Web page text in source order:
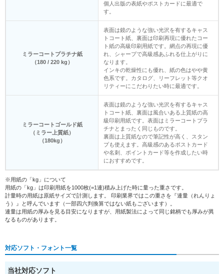
個人出版の表紙やポストカードに最適で
す。
ミラーコートプラチナ紙
（180 / 220 kg）
表面は鏡のような強い光沢を有するキャス
トコート紙、裏面は印刷再現に優れたコー
ト紙の高級印刷用紙です。網点の再現に優
れ、シャープで高級感あふれる仕上がりに
なります。
インキの乾燥性にも優れ、紙の色はやや黄
色系です。カタログ、リーフレット等クオ
リティーにこだわりたい時に最適です。
ミラーコートゴールド紙
（ミラー上質紙）
（180kg）
表面は鏡のような強い光沢を有するキャス
トコート紙、裏面は風合いある上質紙の高
級印刷用紙です。表面はミラーコートプラ
チナとまったく同じものです。
裏面は上質紙なので筆記性が高く、スタン
プも使えます。高級感のあるポストカード
や名刺、ポイントカード等を作成したい時
におすすめです。
※用紙の「kg」について
用紙の「kg」は印刷用紙を1000枚(=1連)積み上げた時に量った重さです。
計量時の用紙は原紙サイズで計測します。 印刷業界ではこの重さを『連量（れんりょ
う）』と呼んでいます（一部四六判換算ではない紙もございます）。
連量は用紙の厚みを見る目安になりますが、用紙製法によって同じ銘柄でも厚みが異
なるものがあります。
対応ソフト・フォント一覧
当社対応ソフト